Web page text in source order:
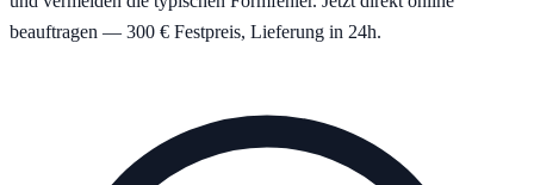
beauftragen — 300 € Festpreis, Lieferung in 24h.